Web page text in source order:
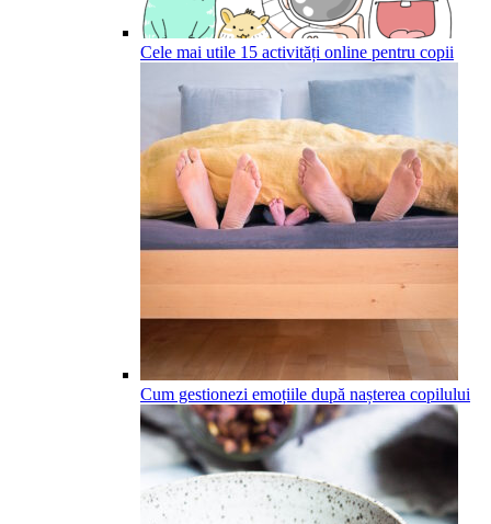
Cele mai utile 15 activități online pentru copii
Cum gestionezi emoțiile după nașterea copilului